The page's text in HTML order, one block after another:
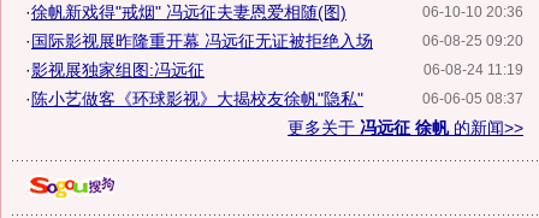
06-10-10 20:36
·徐帆新戏得"戒烟" 冯远征夫妻恩爱相随(图)
06-08-25 09:20
·国际影视展昨隆重开幕 冯远征无证被拒绝入场
06-08-24 11:19
·影视展独家组图:冯远征
06-06-05 08:37
· 陈小艺做客《环球影视》大揭校友徐帆"隐私"
更多关于 冯远征 徐帆的新闻>>